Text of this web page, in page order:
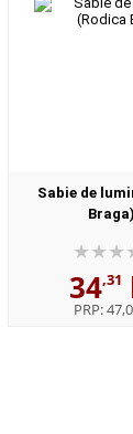
Sabie de
Braga)
34,31
PRP: